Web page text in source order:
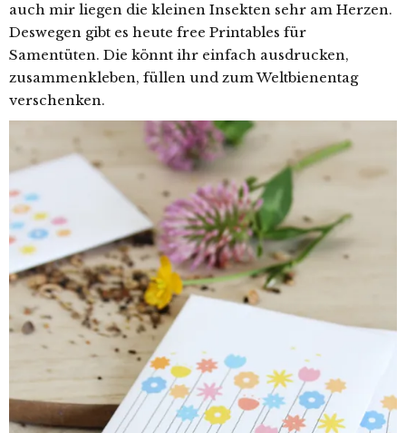
auch mir liegen die kleinen Insekten sehr am Herzen.
Deswegen gibt es heute free Printables für
Samentüten. Die könnt ihr einfach ausdrucken,
zusammenkleben, füllen und zum Weltbienentag
verschenken.